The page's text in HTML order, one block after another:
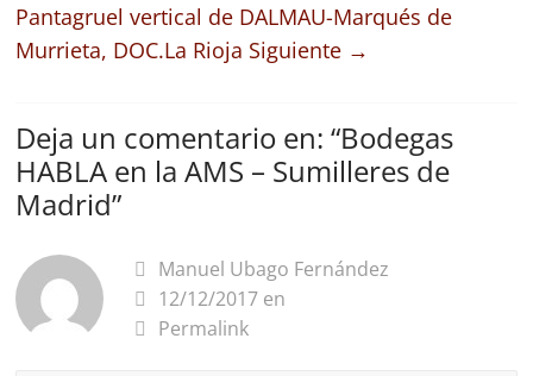
Pantagruel vertical de DALMAU-Marqués de
Murrieta, DOC.La Rioja Siguiente →
Deja un comentario en: “Bodegas
HABLA en la AMS – Sumilleres de
Madrid”
Manuel Ubago Fernández
12/12/2017 en
Permalink